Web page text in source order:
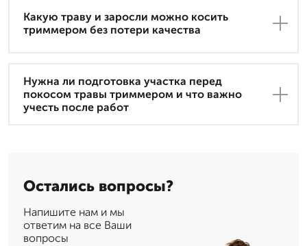
Какую траву и заросли можно косить
триммером без потери качества
Нужна ли подготовка участка перед
покосом травы триммером и что важно
учесть после работ
Остались вопросы?
Напишите нам и мы
ответим на все Ваши
вопросы